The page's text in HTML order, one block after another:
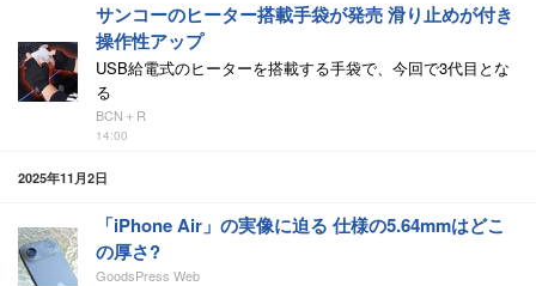
サンコーのヒーター搭載手袋が発売 滑り止めが付き
操作性アップ
USB給電式のヒーターを搭載する手袋で、今回で3代目とな
る
BCN＋R
14:00
2025年11月2日
「iPhone Air」の実像に迫る 仕様の5.64mmはどこ
の厚さ?
GoodsPress Web